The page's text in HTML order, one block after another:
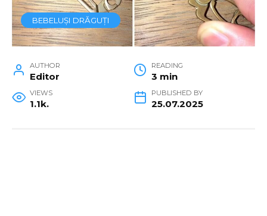
BEBELUȘI DRĂGUȚI
AUTHOR
Editor
READING
3 min
VIEWS
1.1k.
PUBLISHED BY
25.07.2025